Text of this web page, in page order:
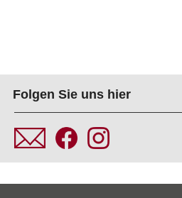
Folgen Sie uns hier